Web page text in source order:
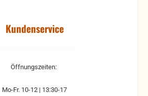
Kundenservice
Öffnungszeiten:
Mo-Fr. 10-12 | 13:30-17